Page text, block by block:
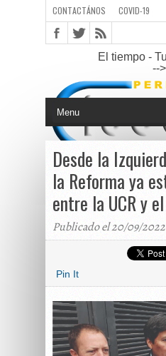
CONTACTÁNOS COVID-19
El tiempo -
-->
Desde la
la Reforma ya
entre la UCR y
Publicado el 20/09/2022
Pin It